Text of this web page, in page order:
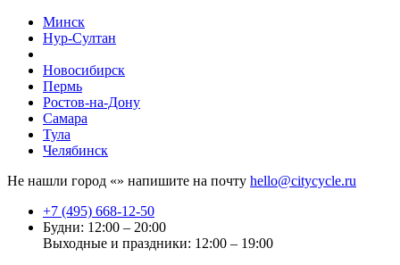
Минск
Нур-Султан
Новосибирск
Пермь
Ростов-на-Дону
Самара
Тула
Челябинск
Не нашли город «» напишите на почту hello@citycycle.ru
+7 (495) 668-12-50
Будни: 12:00 – 20:00
Выходные и праздники: 12:00 – 19:00